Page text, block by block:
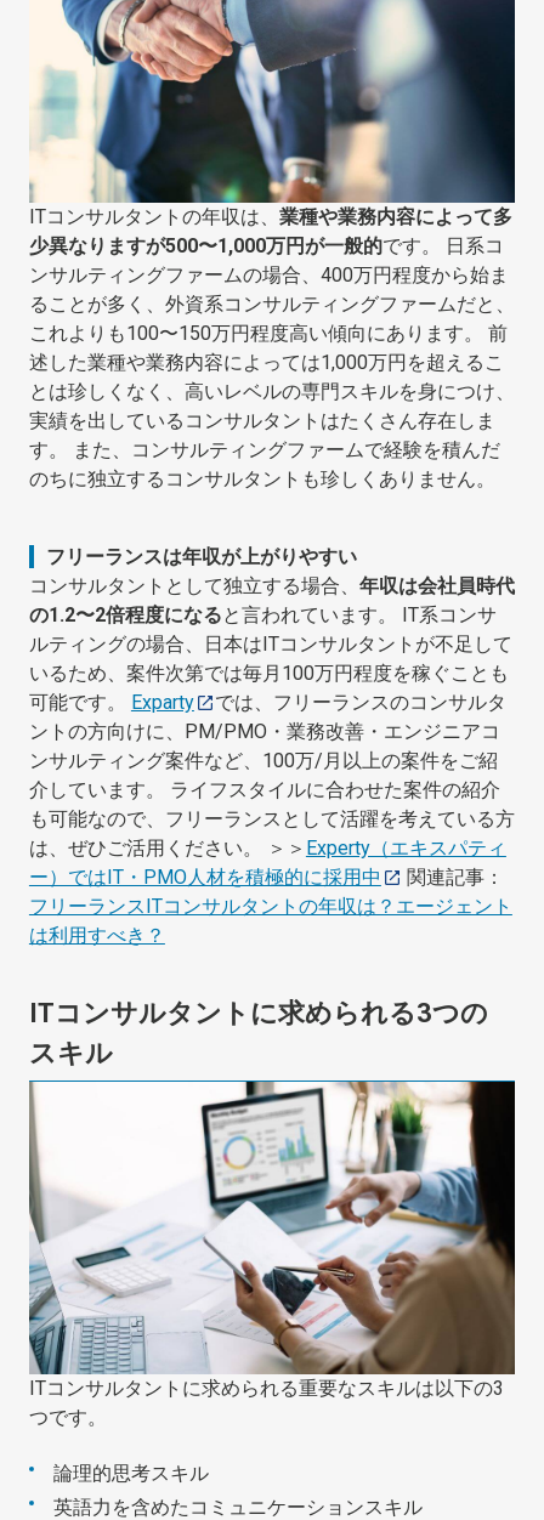
ITコンサルタントの年収は、 業種や業務内容によって多
少異なりますが500〜1,000万円が一般的です。 日系コ
ンサルティングファームの場合、400万円程度から始ま
ることが多く、外資系コンサルティングファームだと、
これよりも100〜150万円程度高い傾向にあります。 前
述した業種や業務内容によっては1,000万円を超えるこ
とは珍しくなく、高いレベルの専門スキルを身につけ、
実績を出しているコンサルタントはたくさん存在しま
す。 また、コンサルティングファームで経験を積んだ
のちに独立するコンサルタントも珍しくありません。
フリーランスは年収が上がりやすい
コンサルタントとして独立する場合、 年収は会社員時代
の1.2〜2倍程度になると言われています。 IT系コンサ
ルティングの場合、日本はITコンサルタントが不足して
いるため、案件次第では毎月100万円程度を稼ぐことも
可能です。
Exparty
では、フリーランスのコンサルタ
ントの方向けに、PM/PMO・業務改善・エンジニアコ
ンサルティング案件など、100万/月以上の案件をご紹
介しています。 ライフスタイルに合わせた案件の紹介
も可能なので、フリーランスとして活躍を考えている方
は、ぜひご活用ください。 ＞＞ Experty（エキスパティ
ー）ではIT・PMO人材を積極的に採用中
関連記事：
フリーランスITコンサルタントの年収は？エージェント
は利用すべき？
ITコンサルタントに求められる3つの
スキル
ITコンサルタントに求められる重要なスキルは以下の3
つです。
論理的思考スキル
英語力を含めたコミュニケーションスキル